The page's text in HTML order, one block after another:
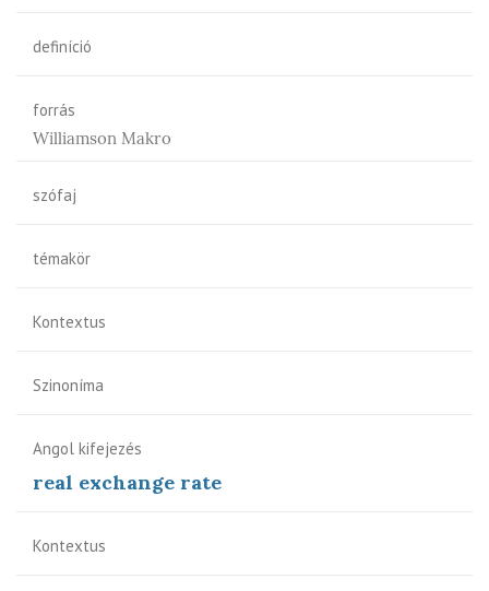
definíció
forrás
Williamson Makro
szófaj
témakör
Kontextus
Szinoníma
Angol kifejezés
real exchange rate
Kontextus